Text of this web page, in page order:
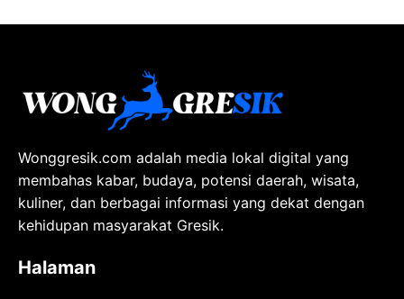
Wonggresik.com adalah media lokal digital yang
membahas kabar, budaya, potensi daerah, wisata,
kuliner, dan berbagai informasi yang dekat dengan
kehidupan masyarakat Gresik.
Halaman